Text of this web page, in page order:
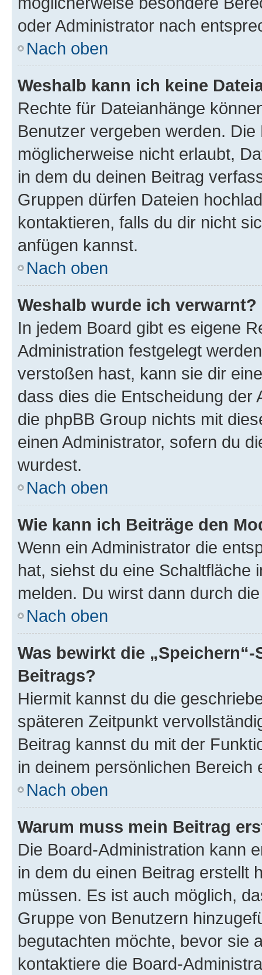
oder Administrator nach
Nach oben
Weshalb kann ich keine
Rechte für Dateianhänge
Benutzer vergeben werden.
möglicherweise nicht erlaubt,
in dem du deinen Beitrag
Gruppen dürfen Dateien
kontaktieren, falls du dir nicht
anfügen kannst.
Nach oben
Weshalb wurde ich verwarnt?
In jedem Board gibt es eigene
Administration festgelegt
verstoßen hast, kann sie dir
dass dies die Entscheidung der
die phpBB Group nichts mit
einen Administrator, sofern du
wurdest.
Nach oben
Wie kann ich Beiträge den
Wenn ein Administrator die
hat, siehst du eine Schaltfläche
melden. Du wirst dann durch
Nach oben
Was bewirkt die
Beitrags?
Hiermit kannst du die
späteren Zeitpunkt
Beitrag kannst du mit der
in deinem persönlichen Bereich
Nach oben
Warum muss mein Beitrag
Die Board-Administration kann
in dem du einen Beitrag erstellt
müssen. Es ist auch möglich,
Gruppe von Benutzern
begutachten möchte, bevor sie
kontaktiere die Board-